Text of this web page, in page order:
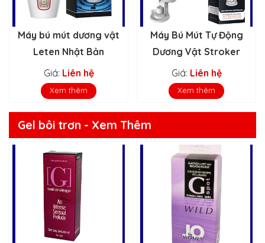
Máy bú mút dương vật
Leten Nhật Bản
Giá: Liên hệ
Xem thêm
Máy Bú Mút Tự Động
Dương Vật Stroker
Giá: Liên hệ
Xem thêm
Gel bôi trơn - Xem Thêm